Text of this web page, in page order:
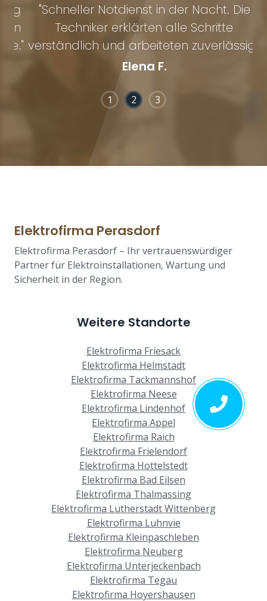
"Schneller Notdienst in der Nacht. Die
Techniker erklärten alle Schritte
verständlich und arbeiteten zuverlässig."
Elena F.
1 2 3
Elektrofirma Perasdorf
Elektrofirma Perasdorf – Ihr vertrauenswürdiger
Partner für Elektroinstallationen, Wartung und
Sicherheit in der Region.
Weitere Standorte
Elektrofirma Friesack
Elektrofirma Helmstadt
Elektrofirma Tackmannshof
Elektrofirma Neese
Elektrofirma Lindenhof
Elektrofirma Appel
Elektrofirma Raich
Elektrofirma Frielendorf
Elektrofirma Hottelstedt
Elektrofirma Bad Eilsen
Elektrofirma Thalmassing
Elektrofirma Lutherstadt Wittenberg
Elektrofirma Luhnvie
Elektrofirma Kleinpaschleben
Elektrofirma Neuberg
Elektrofirma Unterjeckenbach
Elektrofirma Tegau
Elektrofirma Hoyershausen